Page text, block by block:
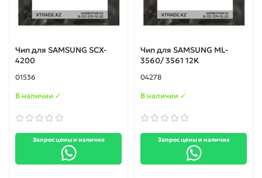
Чип для SAMSUNG SCX-
4200
01536
В наличии ✓
Запрос цены и наличия
Чип для SAMSUNG ML-
3560/ 3561 12K
04278
В наличии ✓
Запрос цены и наличия